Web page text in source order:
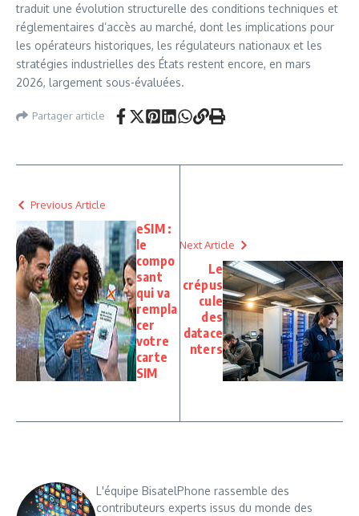
traduit une évolution structurelle des conditions techniques et
réglementaires d’accès au marché, dont les implications pour
les opérateurs historiques, les régulateurs nationaux et les
stratégies industrielles des États restent encore, en mars
2026, largement sous-évaluées.
Partager article
Previous Article
eSIM :
le
compo
sant
qui va
rempla
cer
votre
carte
SIM
Next Article
Le
crépus
cule
des
datace
nters
L'équipe BisatelPhone rassemble des
contributeurs experts issus du monde des